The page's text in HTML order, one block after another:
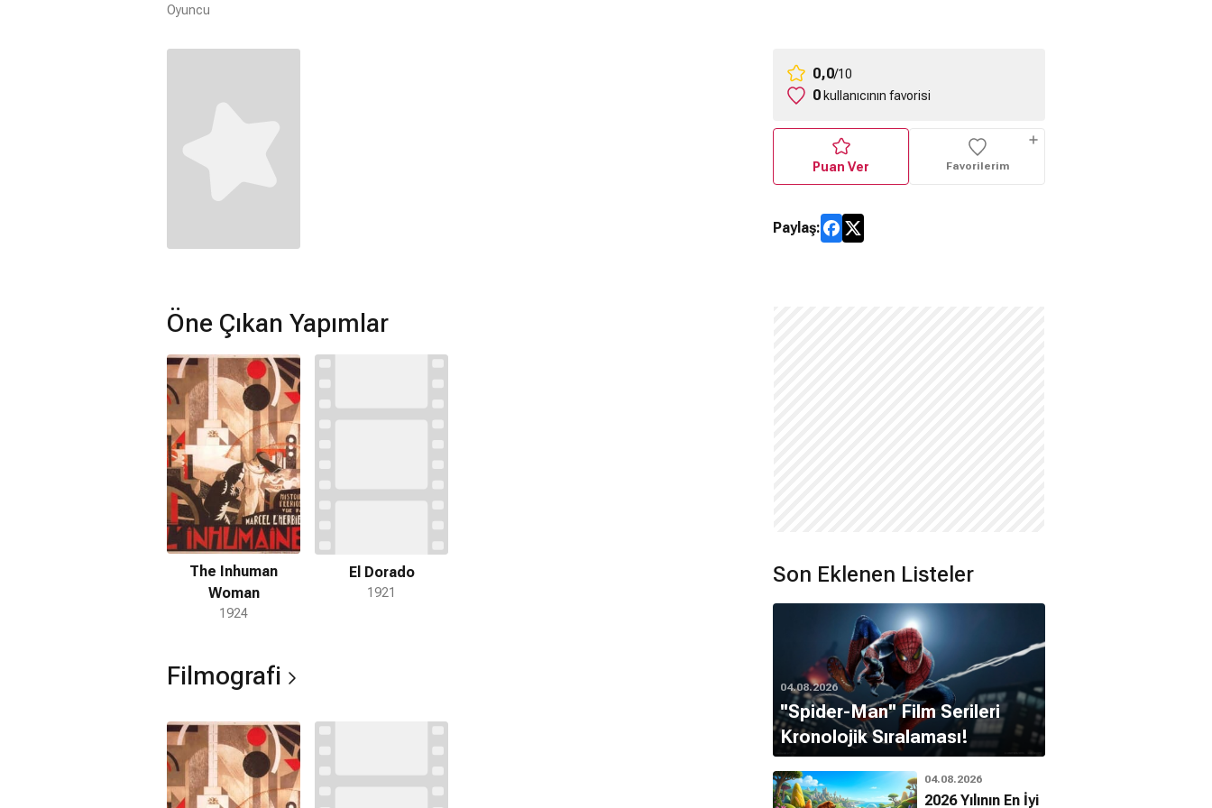
Oyuncu
0,0/10
0kullanıcının favorisi
Puan Ver Favorilerim
Paylaş:
Öne Çıkan Yapımlar
The Inhuman
Woman
1924
El Dorado
1921
Filmografi
Son Eklenen Listeler
04.08.2026
''Spider-Man'' Film Serileri
Kronolojik Sıralaması!
04.08.2026
2026 Yılının En İyi